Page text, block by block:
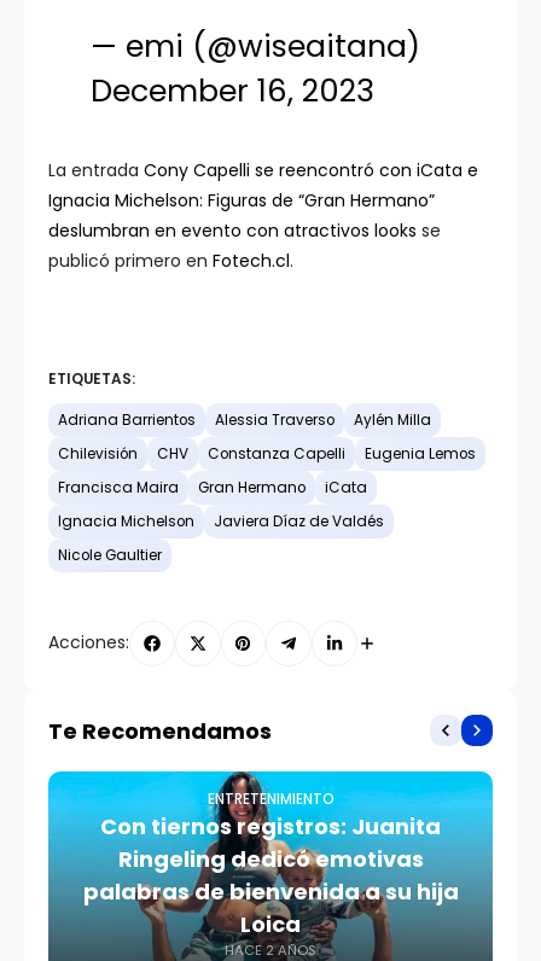
— emi (@wiseaitana)
December 16, 2023
La entrada Cony Capelli se reencontró con iCata e
Ignacia Michelson: Figuras de “Gran Hermano”
deslumbran en evento con atractivos looks se
publicó primero en Fotech.cl.
ETIQUETAS:
Adriana Barrientos Alessia Traverso
Aylén Milla
Chilevisión
CHV Constanza Capelli
Eugenia Lemos
Francisca Maira
Gran Hermano
iCata
Ignacia Michelson
Javiera Díaz de Valdés
Nicole Gaultier
Acciones:
Te Recomendamos
ENTRETENIMIENTO
Con tiernos registros: Juanita
Ringeling dedicó emotivas
palabras de bienvenida a su hija
Loica
HACE 2 AÑOS